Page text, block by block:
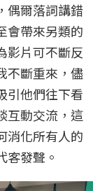
偶爾落詞講錯
會帶來另類的
影片可不斷反
不斷重來，儘
引他們往下看
互動交流，這
消化所有人的
客發聲。